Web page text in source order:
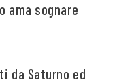
ama sognare
da Saturno ed